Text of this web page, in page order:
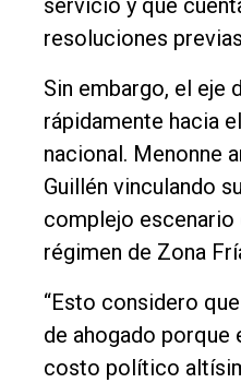
servicio y que
resoluciones
Sin embargo, el eje
rápidamente hacia
nacional. Menonne
Guillén vinculando
complejo escenario
régimen de Zona
“Esto considero
de ahogado porque
costo político